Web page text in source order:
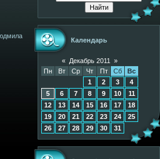
Календарь
« Декабрь 2011
»
Пн
Вт Ср Чт Пт Сб
Вс
1
2 3
4
5
6 7 8 9 10
11
12
13 14 15 16 17
18
19
20 21 22 23 24
25
26
27 28 29 30 31